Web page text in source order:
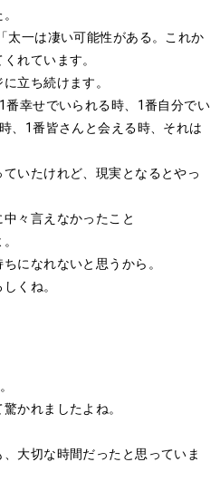
太一は凄い可能性がある。これか
れています。
立ち続けます。
番幸せでいられる時、1番自分でい
、1番皆さんと会える時、それは
いたけれど、現実となるとやっ
々言えなかったこと
になれないと思うから。
くね。
かれましたよね。
大切な時間だったと思っていま